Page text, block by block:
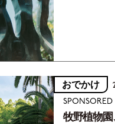
おでかけ
SPONSORED
牧野植物